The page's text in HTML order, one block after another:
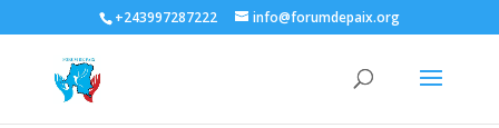
+243997287222 info@forumdepaix.org